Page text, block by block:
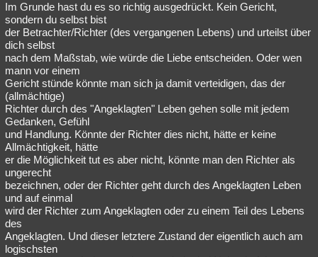
Im Grunde hast du es so richtig ausgedrückt. Kein Gericht,
sondern du selbst bist
der Betrachter/Richter (des vergangenen Lebens) und urteilst über
dich selbst
nach dem Maßstab, wie würde die Liebe entscheiden. Oder wen
mann vor einem
Gericht stünde könnte man sich ja damit verteidigen, das der
(allmächtige)
Richter durch des "Angeklagten" Leben gehen solle mit jedem
Gedanken, Gefühl
und Handlung. Könnte der Richter dies nicht, hätte er keine
Allmächtigkeit, hätte
er die Möglichkeit tut es aber nicht, könnte man den Richter als
ungerecht
bezeichnen, oder der Richter geht durch des Angeklagten Leben
und auf einmal
wird der Richter zum Angeklagten oder zu einem Teil des Lebens
des
Angeklagten. Und dieser letztere Zustand der eigentlich auch am
logischsten